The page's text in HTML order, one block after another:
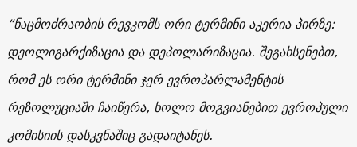
“ნაცმოძრაობის რევკომს ორი ტერმინი აკერია პირზე:
დეოლიგარქიზაცია და დეპოლარიზაცია. შეგახსენებთ,
რომ ეს ორი ტერმინი ჯერ ევროპარლამენტის
რეზოლუციაში ჩაიწერა, ხოლო მოგვიანებით ევროპული
კომისიის დასკვნაშიც გადაიტანეს.